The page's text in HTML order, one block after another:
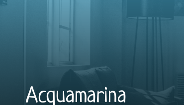
Acquamarina